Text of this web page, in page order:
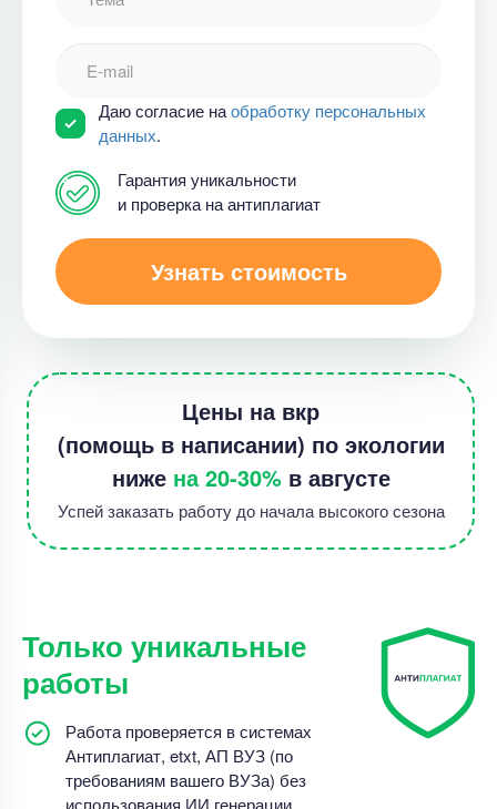
Даю согласие наобработку персональных
данных.
Гарантия уникальности
и проверка на антиплагиат
Узнать стоимость
Цены на вкр
(помощь в написании) по экологии
ниже на 20-30%в августе
Успей заказать работу до начала высокого сезона
Только уникальные
работы
Работа проверяется в системах
Антиплагиат, etxt, АП ВУЗ (по
требованиям вашего ВУЗа) без
использования ИИ генерации